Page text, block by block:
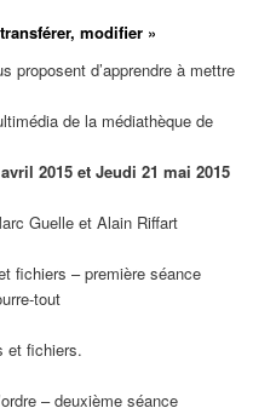
modifier »
proposent d’apprendre à mettre
de la médiathèque de
2015 et Jeudi 21 mai 2015
Guelle et Alain Riffart
fichiers – première séance
tout
et fichiers.
– deuxième séance